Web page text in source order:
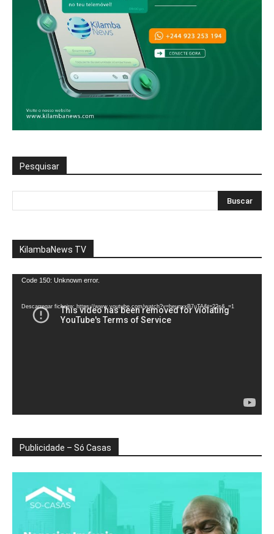
Pesquisar
KilambaNews TV
Reprodutor
vídeo
Code 150: Unknown error.
Descarregar ficheiro: https://www.youtube.com/watch?v=heunxxB7uTA&t=22s&_=1
Publicidade – Só Casas